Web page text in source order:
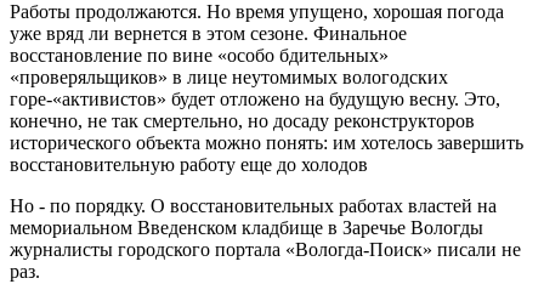
Работы продолжаются. Но время упущено, хорошая погода
уже вряд ли вернется в этом сезоне. Финальное
восстановление по вине «особо бдительных»
«проверяльщиков» в лице неутомимых вологодских
горе-«активистов» будет отложено на будущую весну. Это,
конечно, не так смертельно, но досаду реконструкторов
исторического объекта можно понять: им хотелось завершить
восстановительную работу еще до холодов
Но - по порядку. О восстановительных работах властей на
мемориальном Введенском кладбище в Заречье Вологды
журналисты городского портала «Вологда-Поиск» писали не
раз.